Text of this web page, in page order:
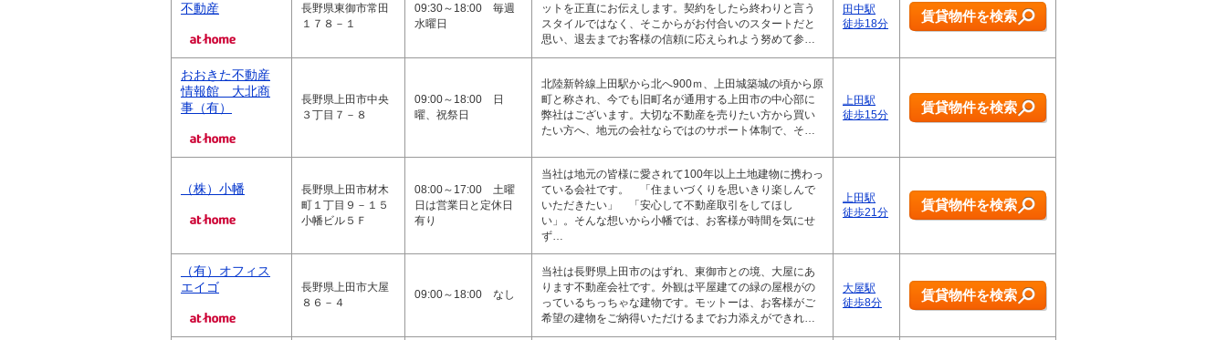
不動産
長野県東御市常田
１７８－１
09:30～18:00 毎週
水曜日
ットを正直にお伝えします。契約をしたら終わりと言う
スタイルではなく、そこからがお付合いのスタートだと
思い、退去までお客様の信頼に応えられよう努めて参…
田中駅
徒歩18分
賃貸物件を検索
おおきた不動産
情報館 大北商
事（有）
長野県上田市中央
３丁目７－８
09:00～18:00 日
曜、祝祭日
北陸新幹線上田駅から北へ900ｍ、上田城築城の頃から原
町と称され、今でも旧町名が通用する上田市の中心部に
弊社はございます。大切な不動産を売りたい方から買い
たい方へ、地元の会社ならではのサポート体制で、そ…
上田駅
徒歩15分
賃貸物件を検索
（株）小幡
長野県上田市材木
町１丁目９－１５
小幡ビル５Ｆ
08:00～17:00 土曜
日は営業日と定休日
有り
当社は地元の皆様に愛されて100年以上土地建物に携わっ
ている会社です。 「住まいづくりを思いきり楽しんで
いただきたい」 「安心して不動産取引をしてほし
い」。そんな想いから小幡では、お客様が時間を気にせ
ず…
上田駅
徒歩21分
賃貸物件を検索
（有）オフィス
エイゴ
長野県上田市大屋
８６－４
09:00～18:00 なし
当社は長野県上田市のはずれ、東御市との境、大屋にあ
ります不動産会社です。外観は平屋建ての緑の屋根がの
っているちっちゃな建物です。モットーは、お客様がご
希望の建物をご納得いただけるまでお力添えができれ…
大屋駅
徒歩8分
賃貸物件を検索